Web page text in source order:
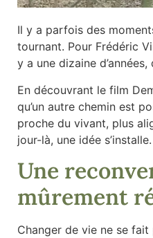
Il y a parfois des
tournant. Pour Frédéric
y a une dizaine
En découvrant le film
qu’un autre chemin est
proche du vivant, plus
jour-là, une idée
Une
mûrement
Changer de vie ne se